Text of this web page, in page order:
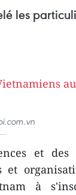
les
et des
à